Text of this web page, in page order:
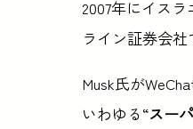
2007年にイス
ライン証券会
Musk氏が
いわゆる“スー